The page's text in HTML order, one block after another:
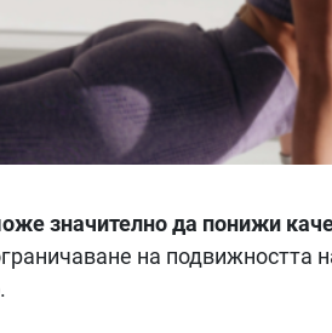
значително да понижи
на подвижността